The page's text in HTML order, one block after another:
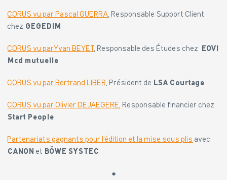
CORUS vu par Pascal GUERRA, Responsable Support Client
chez GEGEDIM
CORUS vu parYvan BEYET , Responsable des Études chez EOVI
Mcd mutuelle
CORUS vu par Bertrand LIBER, Président de LSA Courtage
CORUS vu par Olivier DEJAEGERE, Responsable financier chez
Start People
Partenariats gagnants pour l’édition et la mise sous plis avec
CANON et BÖWE SYSTEC
●